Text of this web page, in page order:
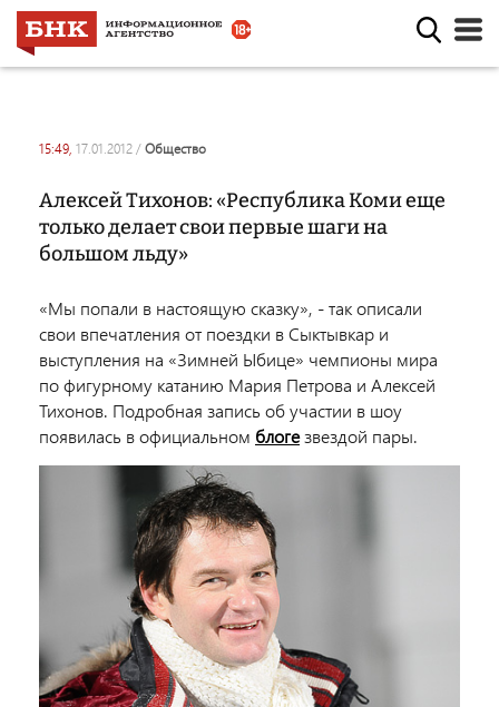
15:49, 17.01.2012 / общество
Алексей Тихонов: «Республика Коми еще
только делает свои первые шаги на
большом льду»
«Мы попали в настоящую сказку», - так описали
свои впечатления от поездки в Сыктывкар и
выступления на «Зимней Ыбице» чемпионы мира
по фигурному катанию Мария Петрова и Алексей
Тихонов. Подробная запись об участии в шоу
появилась в официальном блогезвездой пары.